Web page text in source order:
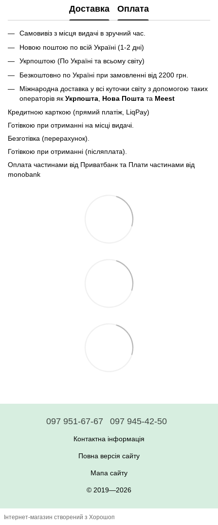
Доставка Оплата
Самовивіз з місця видачі в зручний час.
Новою поштою по всій Україні (1-2 дні)
Укрпоштою (По Україні та всьому світу)
Безкоштовно по Україні при замовленні від 2200 грн.
Міжнародна доставка у всі куточки світу з допомогою таких
операторів як Укрпошта Нова Пошта та Meest
Кредитною карткою (прямий платіж, LiqPay)
Готівкою при отриманні на місці видачі.
Безготівка (перерахунок).
Готівкою при отриманні (післяплата).
Оплата частинами від Приватбанк та Плати частинами від
monobank
097 951-67-67 097 945-42-50
Контактна інформація
Повна версія сайту
Мапа сайту
© 2019—2026
Інтернет-магазин створений з Хорошоп